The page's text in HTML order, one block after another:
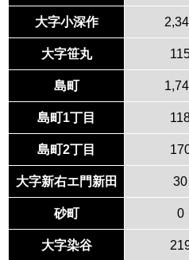
大字小深作
大字笹丸
島町
島町1丁目
島町2丁目
大字新右エ門新田 30
砂町 0
大字染谷